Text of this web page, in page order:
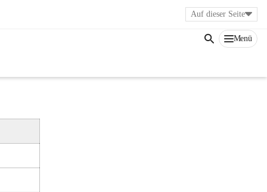
Menü
Auf dieser Seite